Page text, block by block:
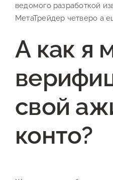
ведомого разработкой
МетаТрейдер четверо а
А как я
свой
конто?